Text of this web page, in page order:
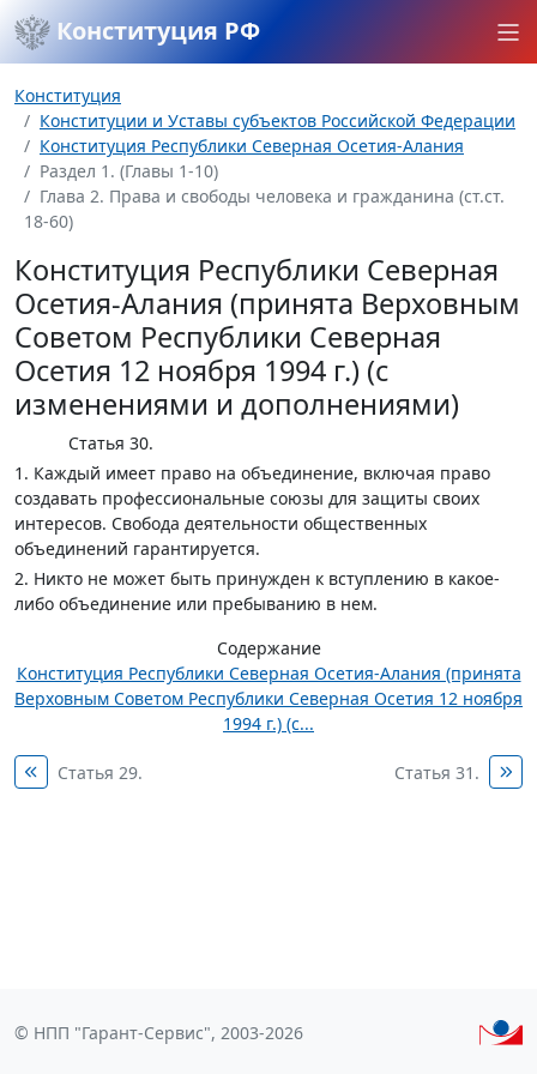
Конституция РФ
Конституция
Конституции и Уставы субъектов Российской Федерации
Конституция Республики Северная Осетия-Алания
Раздел 1. (Главы 1-10)
Глава 2. Права и свободы человека и гражданина (ст.ст.
18-60)
Конституция Республики Северная
Осетия-Алания (принята Верховным
Советом Республики Северная
Осетия 12 ноября 1994 г.) (с
изменениями и дополнениями)
Статья 30.
1. Каждый имеет право на объединение, включая право
создавать профессиональные союзы для защиты своих
интересов. Свобода деятельности общественных
объединений гарантируется.
2. Никто не может быть принужден к вступлению в какое-
либо объединение или пребыванию в нем.
Содержание
Конституция Республики Северная Осетия-Алания (принята
Верховным Советом Республики Северная Осетия 12 ноября
1994 г.) (с...
Статья 29. Статья 31.
© НПП "Гарант-Сервис", 2003-2026